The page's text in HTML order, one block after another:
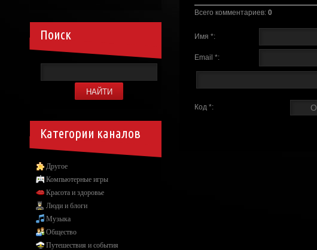
Всего комментариев: 0
Имя *:
Email *:
Код *:
Поиск
Категории каналов
Другое
Компьютерные игры
Красота и здоровье
Люди и блоги
Музыка
Общество
Путешествия и события